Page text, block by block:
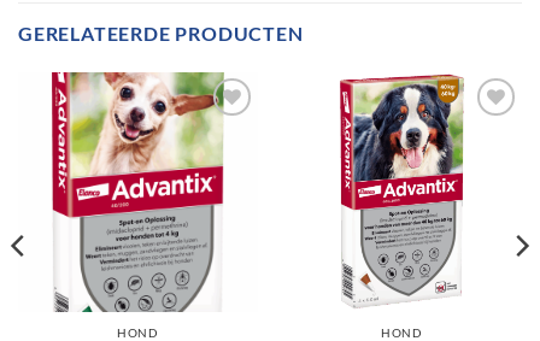
GERELATEERDE PRODUCTEN
Toevoegen
aan
verlanglijst
HOND
Toevoegen
verlanglijst
HOND